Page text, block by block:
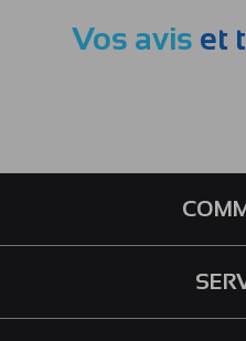
Vos avis et